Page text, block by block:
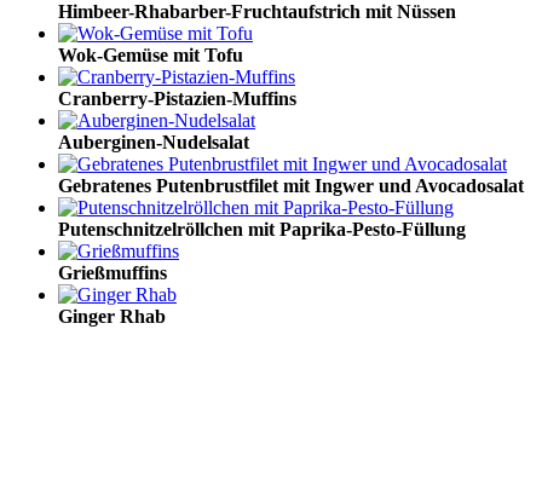
Himbeer-Rhabarber-Fruchtaufstrich mit Nüssen
Wok-Gemüse mit Tofu
Cranberry-Pistazien-Muffins
Auberginen-Nudelsalat
Gebratenes Putenbrustfilet mit Ingwer und Avocadosalat
Putenschnitzelröllchen mit Paprika-Pesto-Füllung
Grießmuffins
Ginger Rhab